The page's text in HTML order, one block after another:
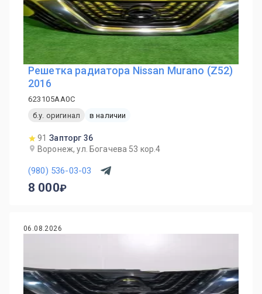
Решетка радиатора Nissan Murano (Z52)
2016
623105AA0C
б.у. оригинал
в наличии
91 Запторг 36
Воронеж, ул. Богачева 53 кор.4
(980) 536-03-03
8 000
06.08.2026